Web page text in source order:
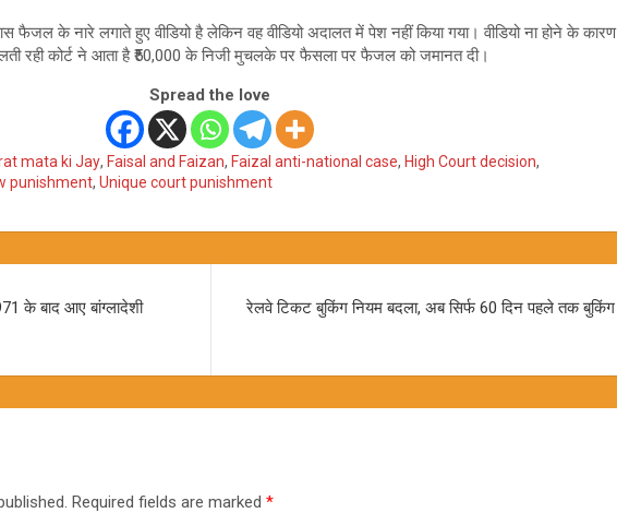
फैजल के नारे लगाते हुए वीडियो है लेकिन वह वीडियो अदालत में पेश नहीं किया गया। वीडियो ना होने के कारण
रही कोर्ट ने आता है ₹50,000 के निजी मुचलके पर फैसला पर फैजल को जमानत दी।
Spread the love
mata ki Jay, Faisal and Faizan, Faizal anti-national case, High Court decision,
punishment, Unique court punishment
के बाद आए बांग्लादेशी
रेलवे टिकट बुकिंग नियम बदला, अब सिर्फ 60 दिन पहले तक बुकिंग
Required fields are marked *